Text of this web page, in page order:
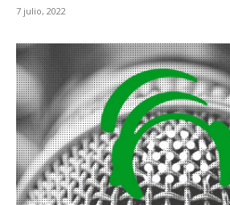
7 julio, 2022